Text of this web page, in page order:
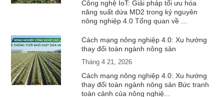
Công nghệ IoT: Giải pháp tối ưu hóa
năng suất dứa MD2 trong kỷ nguyên
nông nghiệp 4.0 Tổng quan về ...
Cách mạng nông nghiệp 4.0: Xu hướng
thay đổi toàn ngành nông sản
Tháng 4 21, 2026
Cách mạng nông nghiệp 4.0: Xu hướng
thay đổi toàn ngành nông sản Bức tranh
toàn cảnh của nông nghiệ...